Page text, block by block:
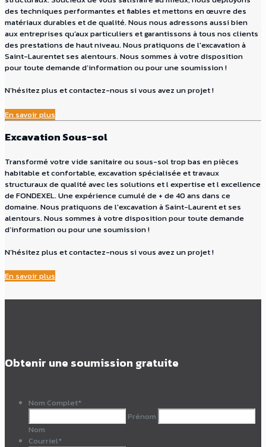
des techniques performantes et fiables et mettons en œuvre des
matériaux durables et de qualité. Nous nous adressons aussi bien
aux entreprises qu’aux particuliers et garantissons à tous nos clients
des prestations de haut niveau. Nous pratiquons de l'excavation à
Saint-Laurentet ses alentours. Nous sommes à votre disposition
pour toute demande d’information ou pour une soumission !
N’hésitez plus et contactez-nous si vous avez un projet !
En savoir plus
Excavation Sous-sol
Transformé votre vide sanitaire ou sous-sol trop bas en pièces
habitable et confortable, excavation spécialisée et travaux
structuraux de qualité avec les solutions et l expertise et l excellence
de FONDEXEL. Une expérience cumulé de + de 40 ans dans ce
domaine. Nous pratiquons de l'excavation à Saint-Laurent et ses
alentours. Nous sommes à votre disposition pour toute demande
d’information ou pour une soumission !
N’hésitez plus et contactez-nous si vous avez un projet !
En savoir plus
Obtenir une soumission gratuite
Nom Complet*
Prénom
Nom
Courriel*